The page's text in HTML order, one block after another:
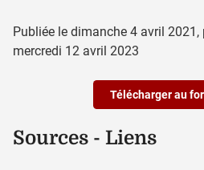
Publiée le dimanche 4 avril 2021 ,
mercredi 12 avril 2023
Télécharger au
Sources - Liens